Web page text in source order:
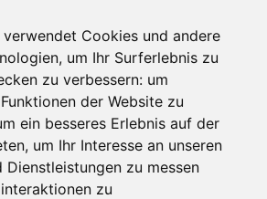
verwendet Cookies und andere
um Ihr Surferlebnis zu
zu verbessern: um
der Website zu
ein besseres Erlebnis auf der
, um Ihr Interesse an unseren
Dienstleistungen zu messen
zu
Ski APP für iOS und Android - Ein
und Schneefreaks!